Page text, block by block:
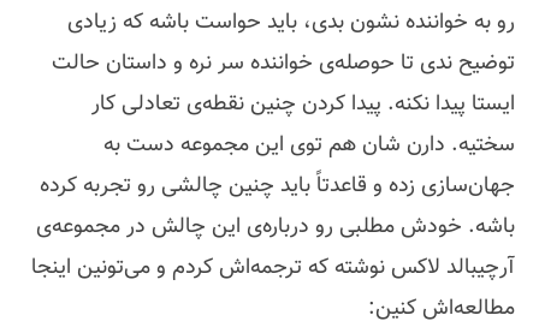
رو به خواننده نشون بدی، باید حواست باشه که زیادی
توضیح ندی تا حوصله‌ی خواننده سر نره و داستان حالت
ایستا پیدا نکنه. پیدا کردن چنین نقطه‌ی تعادلی کار
سختیه. دارن شان هم توی این مجموعه دست به
جهان‌سازی زده و قاعدتاً باید چنین چالشی رو تجربه کرده
باشه. خودش مطلبی رو درباره‌ی این چالش در مجموعه‌ی
آرچیبالد لاکس نوشته که ترجمه‌اش کردم و می‌تونین اینجا
مطالعه‌اش کنین: